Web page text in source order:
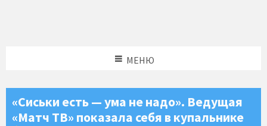
МЕНЮ
«Сиськи есть — ума не надо». Ведущая
«Матч ТВ» показала себя в купальнике